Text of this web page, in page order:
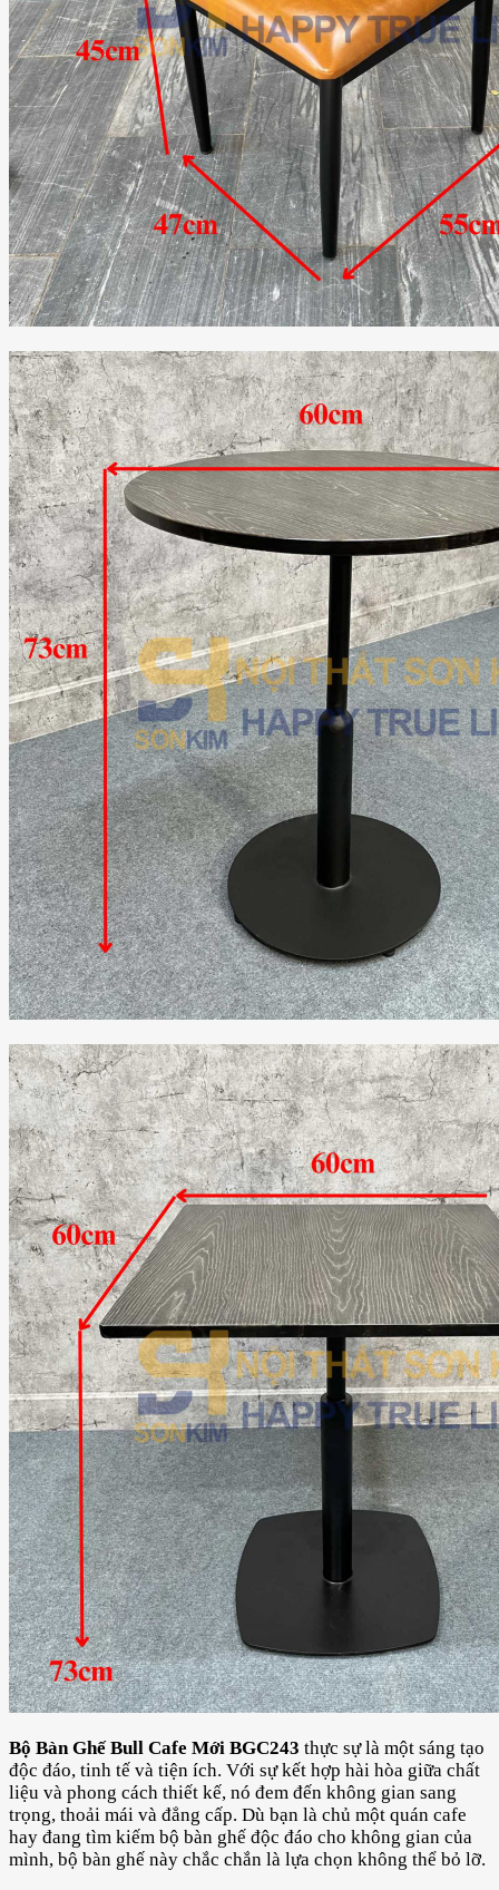
Bộ Bàn Ghế Bull Cafe Mới BGC243 thực sự là một sáng tạo
độc đáo, tinh tế và tiện ích. Với sự kết hợp hài hòa giữa chất
liệu và phong cách thiết kế, nó đem đến không gian sang
trọng, thoải mái và đẳng cấp. Dù bạn là chủ một quán cafe
hay đang tìm kiếm bộ bàn ghế độc đáo cho không gian của
mình, bộ bàn ghế này chắc chắn là lựa chọn không thể bỏ lỡ.